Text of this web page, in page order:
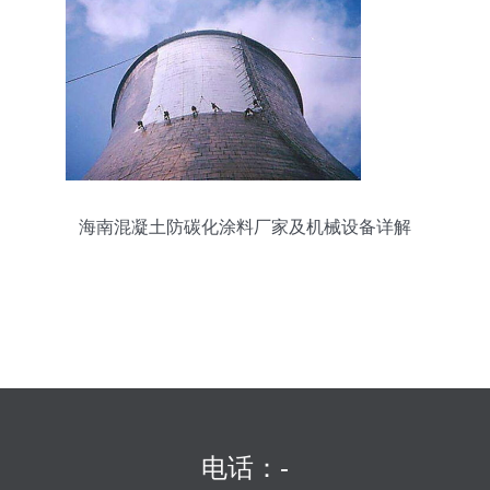
海南混凝土防碳化涂料厂家及机械设备详解
电话：-